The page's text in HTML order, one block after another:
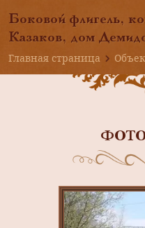
Боковой флигель,
Казаков, дом
Главная страница